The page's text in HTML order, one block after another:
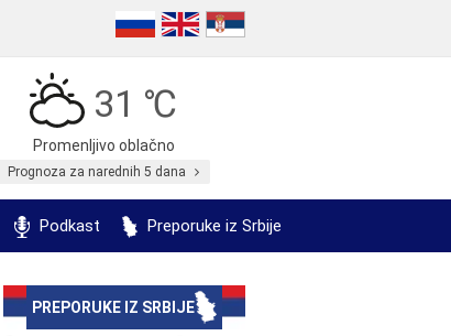
31 ℃
Promenljivo oblačno
Prognoza za narednih 5 dana
Podkast Preporuke iz Srbije
PREPORUKE IZ SRBIJE